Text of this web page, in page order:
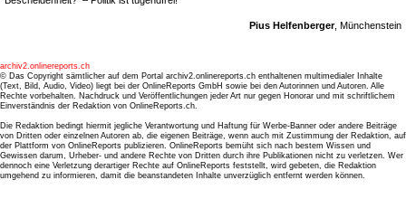
Pius Helfenberger, Münchenstein
archiv2.onlinereports.ch
© Das Copyright sämtlicher auf dem Portal archiv2.onlinereports.ch enthaltenen multimedialer Inhalte
(Text, Bild, Audio, Video) liegt bei der OnlineReports GmbH sowie bei den Autorinnen und Autoren. Alle
Rechte vorbehalten. Nachdruck und Veröffentlichungen jeder Art nur gegen Honorar und mit schriftlichem
Einverständnis der Redaktion von OnlineReports.ch.
Die Redaktion bedingt hiermit jegliche Verantwortung und Haftung für Werbe-Banner oder andere Beiträge
von Dritten oder einzelnen Autoren ab, die eigenen Beiträge, wenn auch mit Zustimmung der Redaktion, auf
der Plattform von OnlineReports publizieren. OnlineReports bemüht sich nach bestem Wissen und
Gewissen darum, Urheber- und andere Rechte von Dritten durch ihre Publikationen nicht zu verletzen. Wer
dennoch eine Verletzung derartiger Rechte auf OnlineReports feststellt, wird gebeten, die Redaktion
umgehend zu informieren, damit die beanstandeten Inhalte unverzüglich entfernt werden können.